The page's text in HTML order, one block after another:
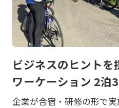
ビジネスのヒント
ワーケーション 2泊
企業が合宿・研修の形で